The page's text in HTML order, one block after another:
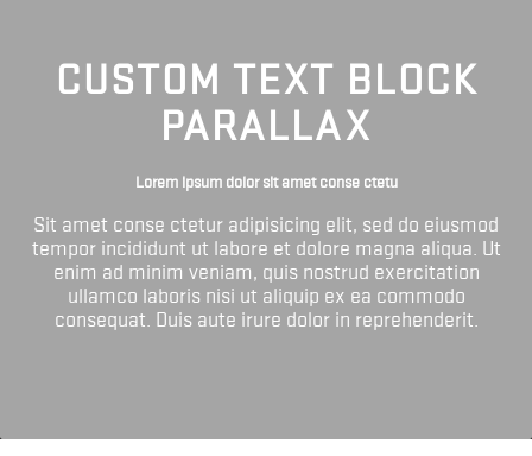
CUSTOM TEXT BLOCK
PARALLAX
Lorem ipsum dolor sit amet conse ctetu
Sit amet conse ctetur adipisicing elit, sed do eiusmod
tempor incididunt ut labore et dolore magna aliqua. Ut
enim ad minim veniam, quis nostrud exercitation
ullamco laboris nisi ut aliquip ex ea commodo
consequat. Duis aute irure dolor in reprehenderit.